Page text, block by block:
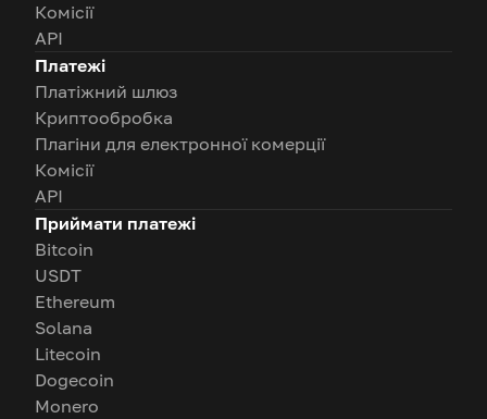
Комісії
API
Платежі
Платіжний шлюз
Криптообробка
Плагіни для електронної комерції
Комісії
API
Приймати платежі
Bitcoin
USDT
Ethereum
Solana
Litecoin
Dogecoin
Monero